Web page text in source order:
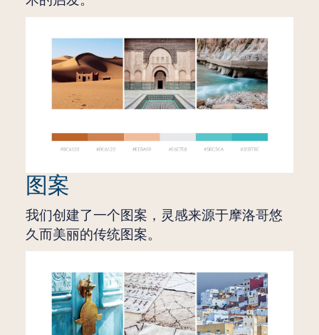
图案
我们创建了一个图案，灵感来源于摩洛哥悠
久而美丽的传统图案。